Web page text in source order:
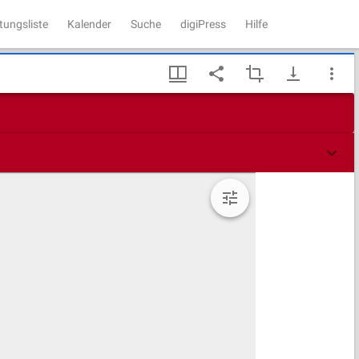
Kalender Suche digiPress Hilfe